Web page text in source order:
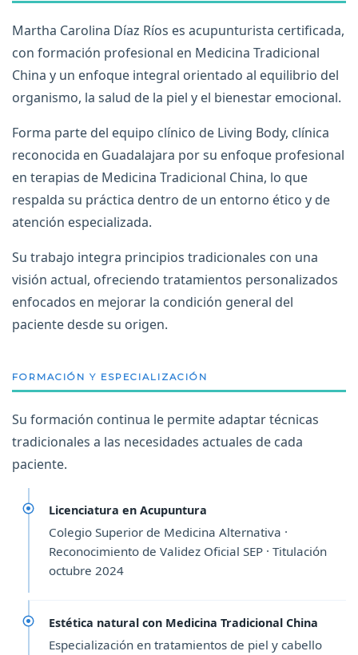
Martha Carolina Díaz Ríos es acupunturista certificada,
con formación profesional en Medicina Tradicional
China y un enfoque integral orientado al equilibrio del
organismo, la salud de la piel y el bienestar emocional.
Forma parte del equipo clínico de Living Body, clínica
reconocida en Guadalajara por su enfoque profesional
en terapias de Medicina Tradicional China, lo que
respalda su práctica dentro de un entorno ético y de
atención especializada.
Su trabajo integra principios tradicionales con una
visión actual, ofreciendo tratamientos personalizados
enfocados en mejorar la condición general del
paciente desde su origen.
FORMACIÓN Y ESPECIALIZACIÓN
Su formación continua le permite adaptar técnicas
tradicionales a las necesidades actuales de cada
paciente.
Licenciatura en Acupuntura
Colegio Superior de Medicina Alternativa ·
Reconocimiento de Validez Oficial SEP · Titulación
octubre 2024
Estética natural con Medicina Tradicional China
Especialización en tratamientos de piel y cabello